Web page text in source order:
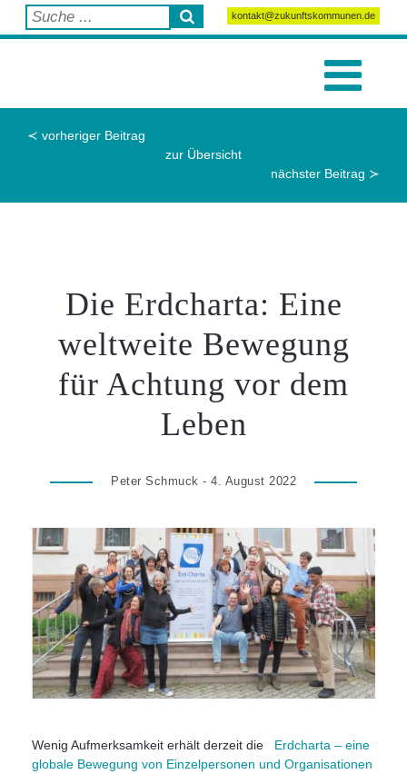
kontakt@zukunftskommunen.de
≺ vorheriger Beitrag
zur Übersicht
nächster Beitrag ≻
Die Erdcharta: Eine
weltweite Bewegung
für Achtung vor dem
Leben
Peter Schmuck - 4. August 2022
Wenig Aufmerksamkeit erhält derzeit die Erdcharta – eine
globale Bewegung von Einzelpersonen und Organisationen